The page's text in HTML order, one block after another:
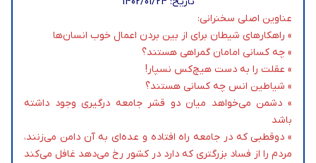
عناوین اصلی سخنرانی:
» راهکارهای شیطان برای از بین بردن اعمال خوب انسان‌ها
» چه کسانی امامان گمراهی هستند؟
» عقلت را به دست هیچ‌کس نسپار!
» شیاطین انس چه کسانی هستند؟
» دشمن می‌خواهد میان دو قشر جامعه درگیری وجود داشته
باشد
» دوقطبی که در جامعه راه افتاده و عده‌ای به آن دامن می‌زنند،
مردم را از فساد بزرگتری که دارد در کشور رخ می‌دهد غافل می‌کند